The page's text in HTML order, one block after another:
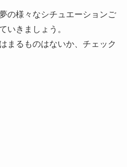
の様々なシチュエーションご
いきましょう。
まるものはないか、チェック